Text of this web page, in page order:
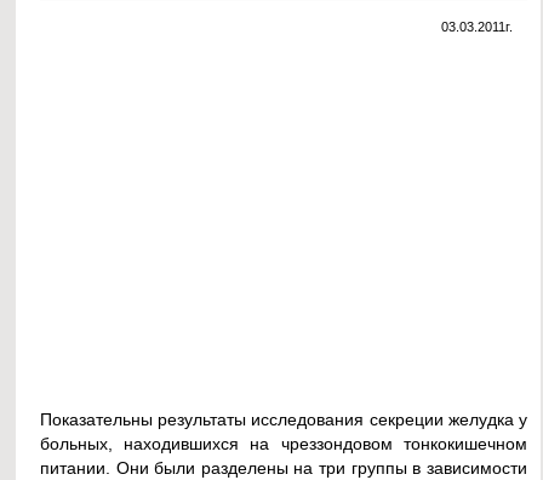
03.03.2011г.
Показательны результаты исследования секреции желудка у
больных, находившихся на чреззондовом тонкокишечном
питании. Они были разделены на три группы в зависимости